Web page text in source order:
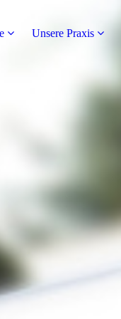
Unsere Praxis